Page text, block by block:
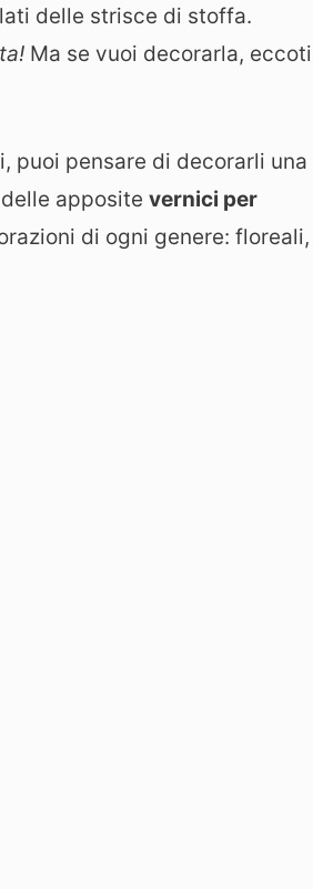
delle strisce di stoffa.
Ma se vuoi decorarla, eccoti
puoi pensare di decorarli una
apposite vernici per
di ogni genere: floreali,